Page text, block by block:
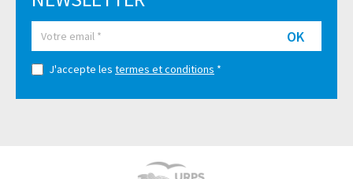
OK
J'accepte les termes et conditions *